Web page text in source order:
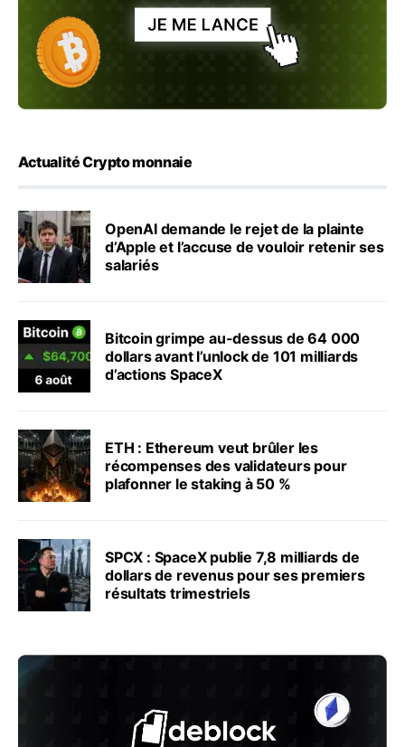
Actualité Crypto monnaie
OpenAI demande le rejet de la plainte
d’Apple et l’accuse de vouloir retenir ses
salariés
Bitcoin grimpe au-dessus de 64 000
dollars avant l’unlock de 101 milliards
d’actions SpaceX
ETH : Ethereum veut brûler les
récompenses des validateurs pour
plafonner le staking à 50 %
SPCX : SpaceX publie 7,8 milliards de
dollars de revenus pour ses premiers
résultats trimestriels